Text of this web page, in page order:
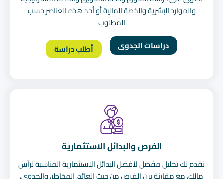
والموارد البشرية والخطة المالية أو أحد هذه العناصر حسب
المطلوب
دراسات الجدوى
أطلب دراسة
الفرص والبدائل الاستثمارية
نقدم لك تحليل مفصل لأفضل البدائل الاستثمارية المناسبة لرأس
مالك، مع مقارنة بين الفرص من حيث العائد، المخاطر، والجدوى،